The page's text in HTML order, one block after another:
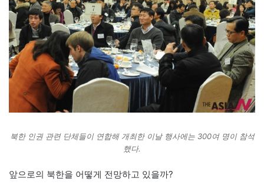
북한 인권 관련 단체들이 연합해 개최한 이날 행사에는 300여 명이 참석
했다.
앞으로의 북한을 어떻게 전망하고 있을까?